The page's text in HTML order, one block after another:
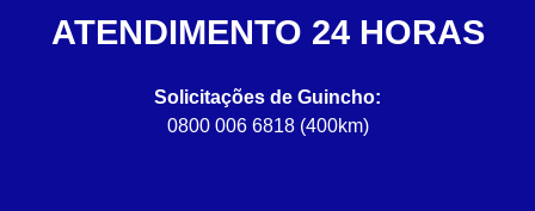
ATENDIMENTO 24 HORAS
Solicitações de Guincho:
0800 006 6818 (400km)